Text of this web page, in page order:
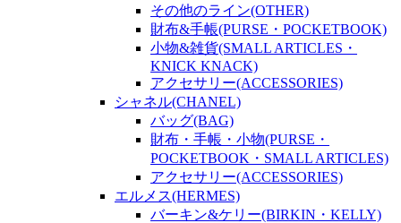
その他のライン(OTHER)
財布&手帳(PURSE・POCKETBOOK)
小物&雑貨(SMALL ARTICLES・
KNICK KNACK)
アクセサリー(ACCESSORIES)
シャネル(CHANEL)
バッグ(BAG)
財布・手帳・小物(PURSE・
POCKETBOOK・SMALL ARTICLES)
アクセサリー(ACCESSORIES)
エルメス(HERMES)
バーキン&ケリー(BIRKIN・KELLY)